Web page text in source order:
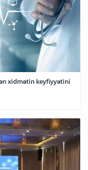
xidmətin keyfiyyətini